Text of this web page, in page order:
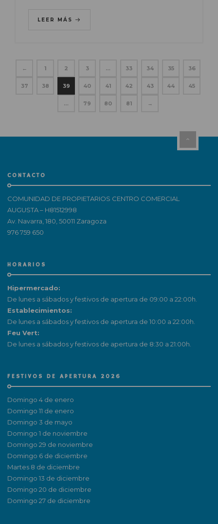
LEER MÁS
← 1 2 3 … 33 34 35 36
37 38 39 40 41 42 43 44 45
… 79 80 81 →
CONTACTO
COMUNIDAD DE PROPIETARIOS CENTRO COMERCIAL
AUGUSTA – H81512998
Av. Navarra, 180, 50011 Zaragoza
976 759 650
HORARIOS
Hipermercado:
De lunes a sábados y festivos de apertura de 09:00 a 22:00h.
Establecimientos:
De lunes a sábados y festivos de apertura de 10:00 a 22:00h.
Feu Vert:
De lunes a sábados y festivos de apertura de 8:30 a 21:00h.
FESTIVOS DE APERTURA 2026
Domingo 4 de enero
Domingo 11 de enero
Domingo 3 de mayo
Domingo 1 de noviembre
Domingo 29 de noviembre
Domingo 6 de diciembre
Martes 8 de diciembre
Domingo 13 de diciembre
Domingo 20 de diciembre
Domingo 27 de diciembre